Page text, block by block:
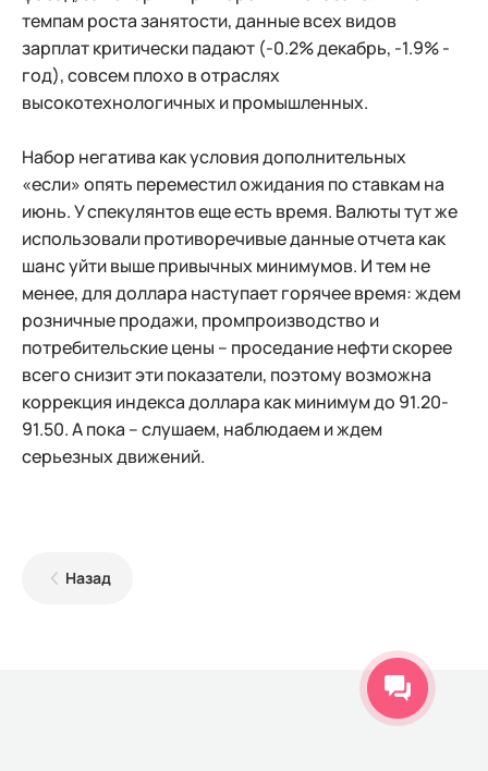
темпам роста занятости, данные всех видов
зарплат критически падают (-0.2% декабрь, -1.9% -
год), совсем плохо в отраслях
высокотехнологичных и промышленных.
Набор негатива как условия дополнительных
«если» опять переместил ожидания по ставкам на
июнь. У спекулянтов еще есть время. Валюты тут же
использовали противоречивые данные отчета как
шанс уйти выше привычных минимумов. И тем не
менее, для доллара наступает горячее время: ждем
розничные продажи, промпроизводство и
потребительские цены – проседание нефти скорее
всего снизит эти показатели, поэтому возможна
коррекция индекса доллара как минимум до 91.20-
91.50. А пока – слушаем, наблюдаем и ждем
серьезных движений.
Назад